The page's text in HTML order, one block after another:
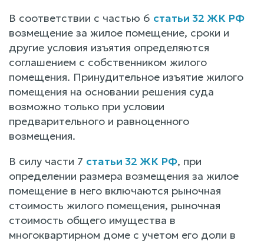
В соответствии с частью 6 статьи 32 ЖК РФ
возмещение за жилое помещение, сроки и
другие условия изъятия определяются
соглашением с собственником жилого
помещения. Принудительное изъятие жилого
помещения на основании решения суда
возможно только при условии
предварительного и равноценного
возмещения.
В силу части 7 статьи 32 ЖК РФ, при
определении размера возмещения за жилое
помещение в него включаются рыночная
стоимость жилого помещения, рыночная
стоимость общего имущества в
многоквартирном доме с учетом его доли в